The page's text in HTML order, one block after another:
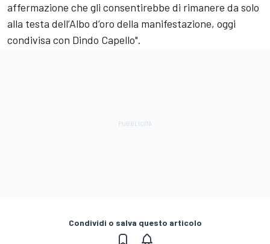
affermazione che gli consentirebbe di rimanere da solo
alla testa dell’Albo d’oro della manifestazione, oggi
condivisa con Dindo Capello".
Condividi o salva questo articolo